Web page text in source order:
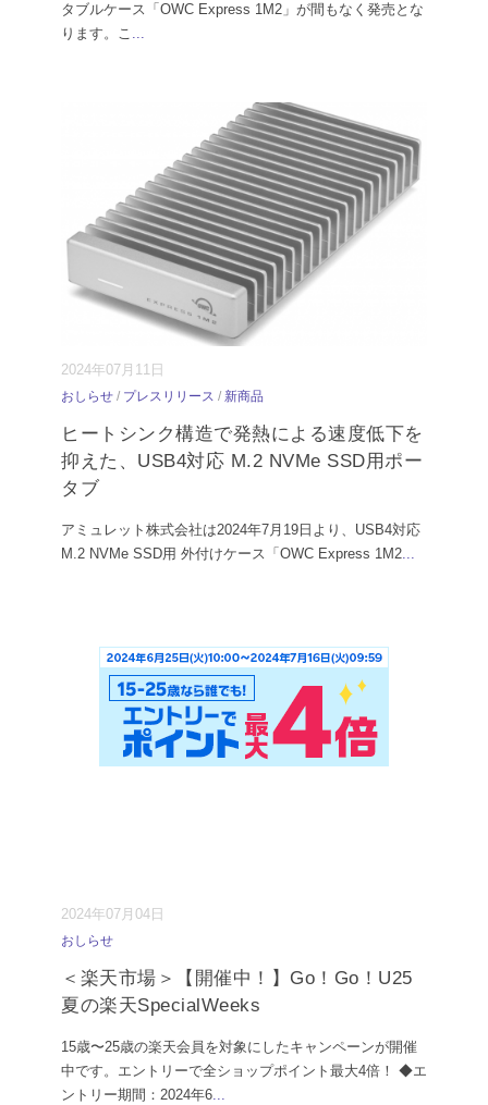
タブルケース「OWC Express 1M2」が間もなく発売とな
ります。こ ...
2024年07月11日
おしらせ / プレスリリース / 新商品
ヒートシンク構造で発熱による速度低下を
抑えた、USB4対応 M.2 NVMe SSD用ポー
タブ
アミュレット株式会社は2024年7月19日より、USB4対応
M.2 NVMe SSD用 外付けケース「OWC Express 1M2...
2024年07月04日
おしらせ
＜楽天市場＞【開催中！】Go！Go！U25
夏の楽天SpecialWeeks
15歳〜25歳の楽天会員を対象にしたキャンペーンが開催
中です。エントリーで全ショップポイント最大4倍！ ◆エ
ントリー期間：2024年6...